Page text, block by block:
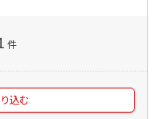
件
込む